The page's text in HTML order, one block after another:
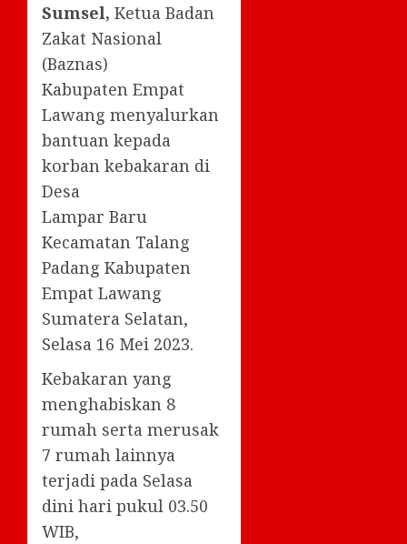
Sumsel, Ketua Badan
Zakat Nasional
(Baznas)
Kabupaten Empat
Lawang menyalurkan
bantuan kepada
korban kebakaran di
Desa
Lampar Baru
Kecamatan Talang
Padang Kabupaten
Empat Lawang
Sumatera Selatan,
Selasa 16 Mei 2023.
Kebakaran yang
menghabiskan 8
rumah serta merusak
7 rumah lainnya
terjadi pada Selasa
dini hari pukul 03.50
WIB,